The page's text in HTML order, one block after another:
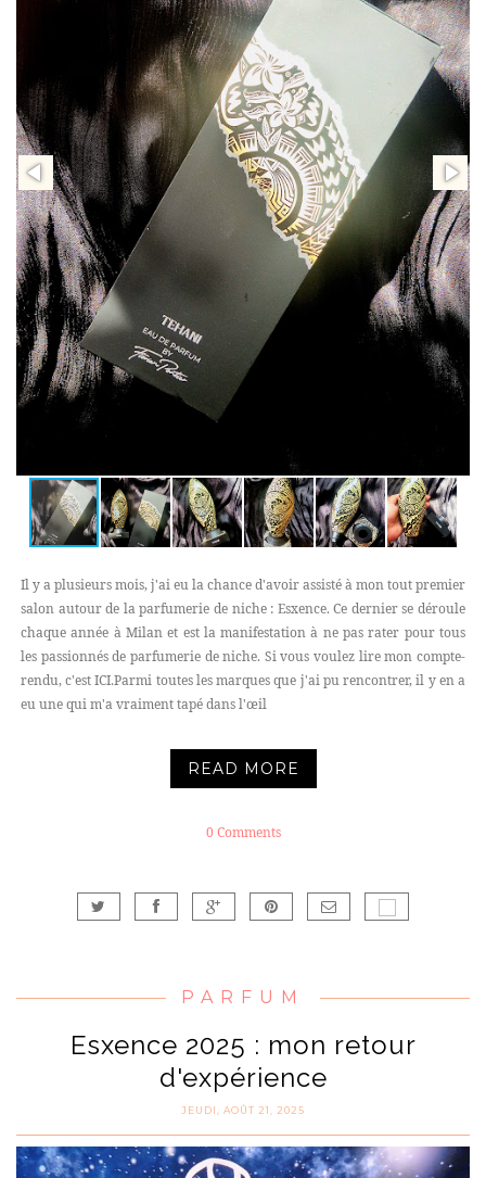
Il y a plusieurs mois, j'ai eu la chance d'avoir assisté à mon tout premier
salon autour de la parfumerie de niche : Esxence. Ce dernier se déroule
chaque année à Milan et est la manifestation à ne pas rater pour tous
les passionnés de parfumerie de niche. Si vous voulez lire mon compte-
rendu, c'est ICI.Parmi toutes les marques que j'ai pu rencontrer, il y en a
eu une qui m'a vraiment tapé dans l'œil
READ MORE
0 Comments
PARFUM
Esxence 2025 : mon retour
d'expérience
JEUDI, AOÛT 21, 2025